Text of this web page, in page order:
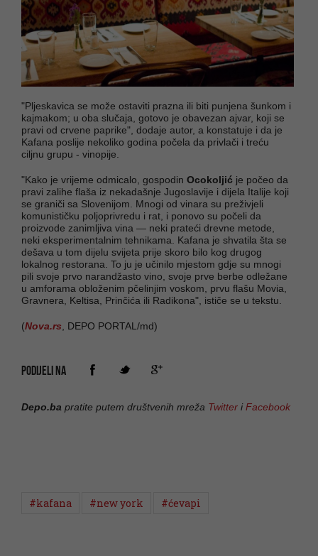
"Pljeskavica se može ostaviti prazna ili biti punjena šunkom i
kajmakom; u oba slučaja, gotovo je obavezan ajvar, koji se
pravi od crvene paprike", dodaje autor, a konstatuje i da je
Kafana poslije nekoliko godina počela da privlači i treću
ciljnu grupu - vinopije.
"Kako je vrijeme odmicalo, gospodin Ocokoljić je počeo da
pravi zalihe flaša iz nekadašnje Jugoslavije i dijela Italije koji
se graniči sa Slovenijom. Mnogi od vinara su preživjeli
komunističku poljoprivredu i rat, i ponovo su počeli da
proizvode zanimljiva vina — neki prateći drevne metode,
neki eksperimentalnim tehnikama. Kafana je shvatila šta se
dešava u tom dijelu svijeta prije skoro bilo kog drugog
lokalnog restorana. To ju je učinilo mjestom gdje su mnogi
pili svoje prvo narandžasto vino, svoje prve berbe odležane
u amforama obloženim pčelinjim voskom, prvu flašu Movia,
Gravnera, Keltisa, Prinčića ili Radikona", ističe se u tekstu.
(Nova.rs, DEPO PORTAL/md)
PODIJELI NA
Depo.ba pratite putem društvenih mreža Twitter iFacebook
#kafana #new york #ćevapi